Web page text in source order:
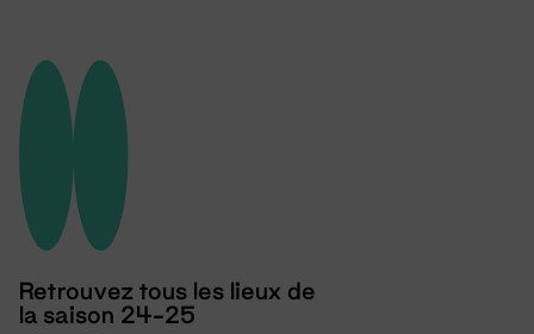
Retrouvez tous les lieux de
la saison 24-25